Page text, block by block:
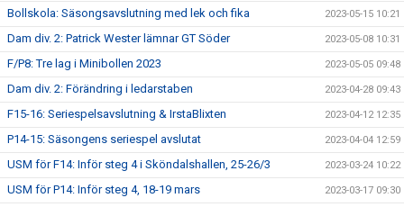
Bollskola: Säsongsavslutning med lek och fika 2023-05-15 10:21
Dam div. 2: Patrick Wester lämnar GT Söder 2023-05-08 10:31
F/P8: Tre lag i Minibollen 2023 2023-05-05 09:48
Dam div. 2: Förändring i ledarstaben 2023-04-28 09:43
F15-16: Seriespelsavslutning & IrstaBlixten 2023-04-12 12:35
P14-15: Säsongens seriespel avslutat 2023-04-04 12:59
USM för F14: Inför steg 4 i Sköndalshallen, 25-26/3 2023-03-24 10:22
USM för P14: Inför steg 4, 18-19 mars 2023-03-17 09:30